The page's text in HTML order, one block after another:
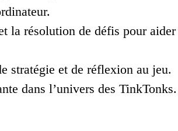
la résolution de défis pour aider
stratégie et de réflexion au jeu.
dans l’univers des TinkTonks.